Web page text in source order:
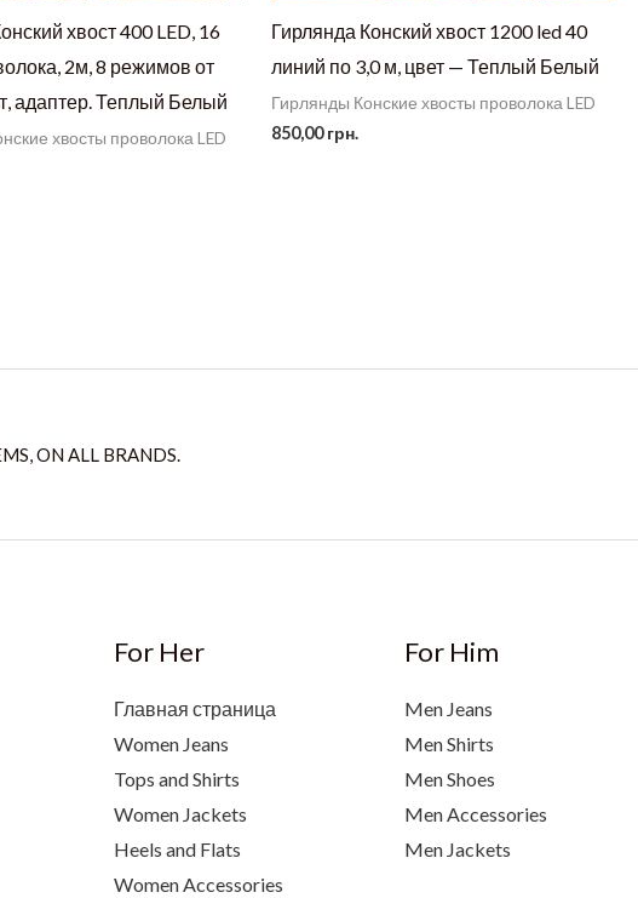
хвост 400 LED, 16
2м, 8 режимов от
адаптер. Теплый Белый
хвосты проволока LED
Гирлянда Конский хвост 1200 led 40
линий по 3,0 м, цвет — Теплый Белый
Гирлянды Конские хвосты проволока LED
850,00грн.
ON ALL BRANDS.
For Her
Главная страница
Women Jeans
Tops and Shirts
Women Jackets
Heels and Flats
Women Accessories
For Him
Men Jeans
Men Shirts
Men Shoes
Men Accessories
Men Jackets